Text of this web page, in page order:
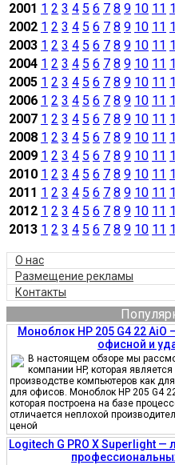
2001 1 2 3 4 5 6 7 8 9 10 11
2002 1 2 3 4 5 6 7 8 9 10 11
2003 1 2 3 4 5 6 7 8 9 10 11
2004 1 2 3 4 5 6 7 8 9 10 11
2005 1 2 3 4 5 6 7 8 9 10 11
2006 1 2 3 4 5 6 7 8 9 10 11
2007 1 2 3 4 5 6 7 8 9 10 11
2008 1 2 3 4 5 6 7 8 9 10 11
2009 1 2 3 4 5 6 7 8 9 10 11
2010 1 2 3 4 5 6 7 8 9 10 11
2011 1 2 3 4 5 6 7 8 9 10 11
2012 1 2 3 4 5 6 7 8 9 10 11
2013 1 2 3 4 5 6 7 8 9 10 11
О нас
Размещение рекламы
Контакты
Моноблок HP 205 G4 22
офисной и
В настоящем обзоре мы
компании HP, которая
производстве компьютеров как
для офисов. Моноблок HP 205 G4
которая построена на базе
отличается неплохой
ценой
Logitech G PRO X Superlight